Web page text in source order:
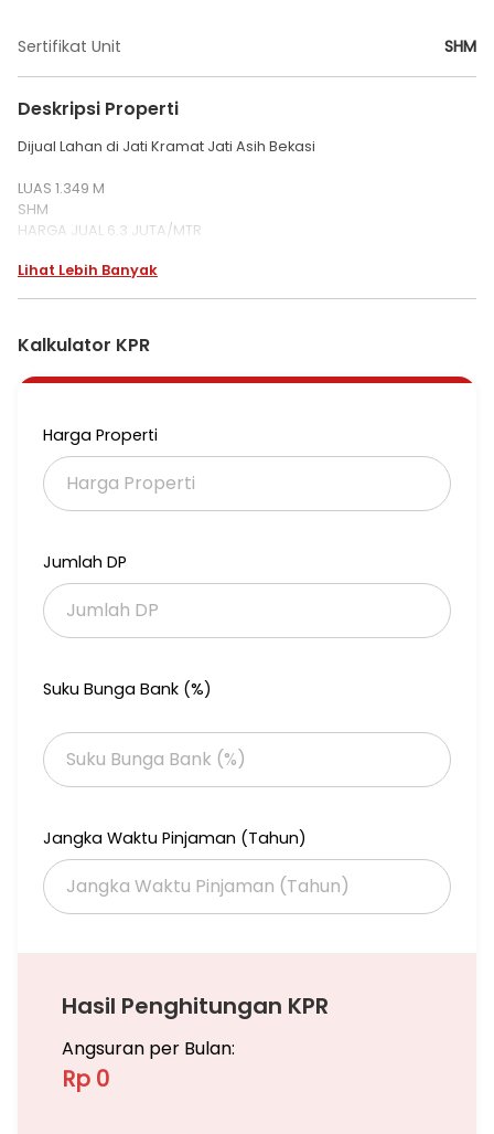
Sertifikat Unit SHM
Deskripsi Properti
Dijual Lahan di Jati Kramat Jati Asih Bekasi
LUAS 1.349 M
SHM
HARGA JUAL 6.3 JUTA/MTR
Lihat Lebih Banyak
Kalkulator KPR
Harga Properti
Jumlah DP
Suku Bunga Bank (%)
Jangka Waktu Pinjaman (Tahun)
Hasil Penghitungan KPR
Angsuran per Bulan:
Rp 0